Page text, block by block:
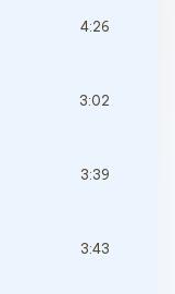
4:26
3:02
3:39
3:43